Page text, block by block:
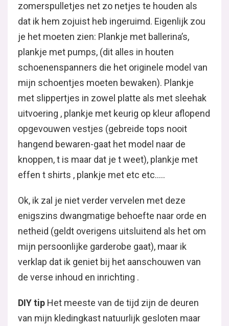
zomerspulletjes net zo netjes te houden als
dat ik hem zojuist heb ingeruimd. Eigenlijk zou
je het moeten zien: Plankje met ballerina’s,
plankje met pumps, (dit alles in houten
schoenenspanners die het originele model van
mijn schoentjes moeten bewaken). Plankje
met slippertjes in zowel platte als met sleehak
uitvoering , plankje met keurig op kleur aflopend
opgevouwen vestjes (gebreide tops nooit
hangend bewaren-gaat het model naar de
knoppen, t is maar dat je t weet), plankje met
effen t shirts , plankje met etc etc…..
Ok, ik zal je niet verder vervelen met deze
enigszins dwangmatige behoefte naar orde en
netheid (geldt overigens uitsluitend als het om
mijn persoonlijke garderobe gaat), maar ik
verklap dat ik geniet bij het aanschouwen van
de verse inhoud en inrichting .
DIY tip Het meeste van de tijd zijn de deuren
van mijn kledingkast natuurlijk gesloten maar